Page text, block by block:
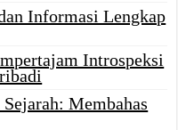
Informasi Lengkap
Introspeksi
Membahas